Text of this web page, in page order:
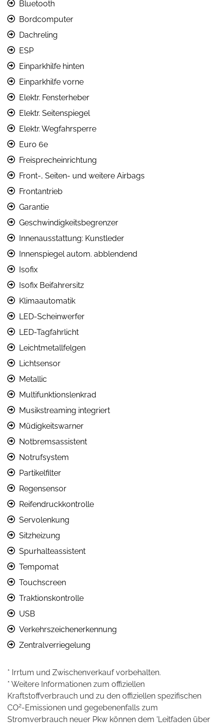
Bluetooth
Bordcomputer
Dachreling
ESP
Einparkhilfe hinten
Einparkhilfe vorne
Elektr. Fensterheber
Elektr. Seitenspiegel
Elektr. Wegfahrsperre
Euro 6e
Freisprecheinrichtung
Front-, Seiten- und weitere Airbags
Frontantrieb
Garantie
Geschwindigkeitsbegrenzer
Innenausstattung: Kunstleder
Innenspiegel autom. abblendend
Isofix
Isofix Beifahrersitz
Klimaautomatik
LED-Scheinwerfer
LED-Tagfahrlicht
Leichtmetallfelgen
Lichtsensor
Metallic
Multifunktionslenkrad
Musikstreaming integriert
Müdigkeitswarner
Notbremsassistent
Notrufsystem
Partikelfilter
Regensensor
Reifendruckkontrolle
Servolenkung
Sitzheizung
Spurhalteassistent
Tempomat
Touchscreen
Traktionskontrolle
USB
Verkehrszeichenerkennung
Zentralverriegelung
* Irrtum und Zwischenverkauf vorbehalten.
* Weitere Informationen zum offiziellen
Kraftstoffverbrauch und zu den offiziellen spezifischen
CO2-Emissionen und gegebenenfalls zum
Stromverbrauch neuer Pkw können dem 'Leitfaden über